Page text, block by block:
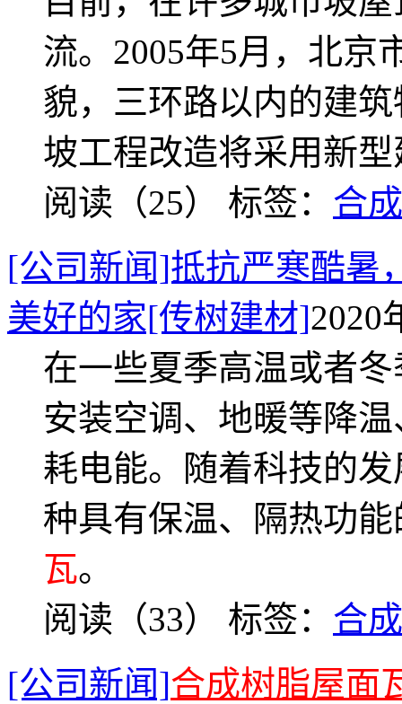
流。2005年5月，北京
貌，三环路以内的建
坡工程改造将采用新型
阅读（25） 标签： 合
[公司新闻]抵抗严寒酷暑
美好的家[传树建材]2020
在一些夏季高温或者
安装空调、地暖等降
耗电能。随着科技的
种具有保温、隔热功
瓦。
阅读（33） 标签： 合
[公司新闻]合成树脂屋面